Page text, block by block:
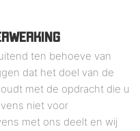
ten behoeve van
dat het doel van de
met de opdracht die u
niet voor
met ons deelt en wij